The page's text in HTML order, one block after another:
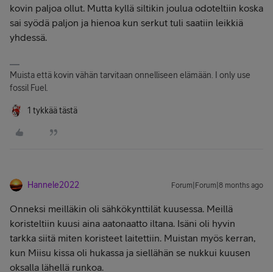
kovin paljoa ollut. Mutta kyllä siltikin joulua odoteltiin koska
sai syödä paljon ja hienoa kun serkut tuli saatiin leikkiä
yhdessä.
Muista että kovin vähän tarvitaan onnelliseen elämään. I only use
fossil Fuel.
1 tykkää tästä
Hannele2022 Forum|Forum|8 months ago
Onneksi meilläkin oli sähkökynttilät kuusessa. Meillä
koristeltiin kuusi aina aatonaatto iltana. Isäni oli hyvin
tarkka siitä miten koristeet laitettiin. Muistan myös kerran,
kun Miisu kissa oli hukassa ja siellähän se nukkui kuusen
oksalla lähellä runkoa.